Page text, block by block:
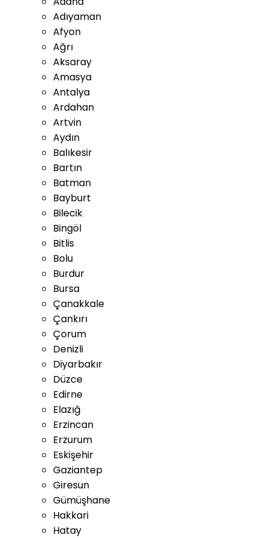
Adıyaman
Afyon
Ağrı
Aksaray
Amasya
Antalya
Ardahan
Artvin
Aydın
Balıkesir
Bartın
Batman
Bayburt
Bilecik
Bingöl
Bitlis
Bolu
Burdur
Bursa
Çanakkale
Çankırı
Çorum
Denizli
Diyarbakır
Düzce
Edirne
Elazığ
Erzincan
Erzurum
Eskişehir
Gaziantep
Giresun
Gümüşhane
Hakkari
Hatay